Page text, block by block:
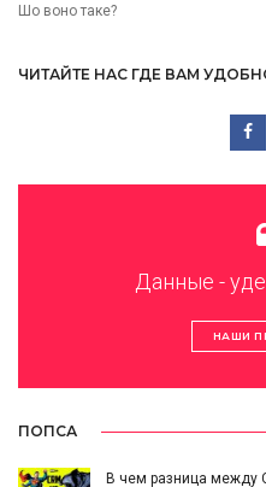
Шо воно таке?
ЧИТАЙТЕ НАС ГДЕ ВАМ
Данные -
НАШИ
ПОПСА
В чем разница между